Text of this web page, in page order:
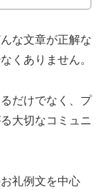
な文章が正解な
くありません。
だけでなく、プ
大切なコミュニ
礼例文を中心